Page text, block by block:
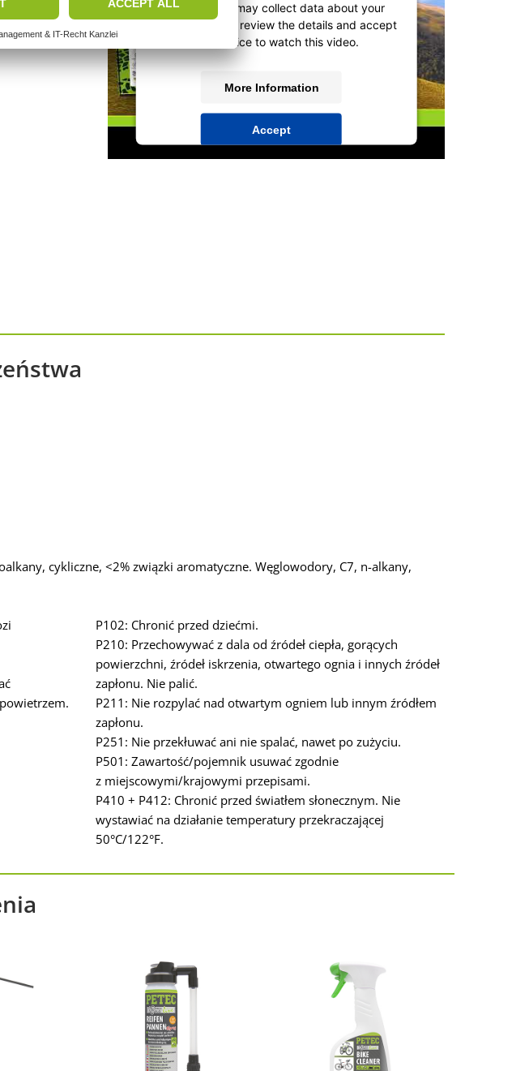
content that may collect data about your
activity. Please review the details and accept
the service to watch this video.
More Information
Accept
powered byUsercentrics Consent
cykliczne, <2% związki aromatyczne. Węglowodory, C7, n-alkany,
P102: Chronić przed dziećmi.
P210: Przechowywać z dala od źródeł ciepła, gorących
powierzchni, źródeł iskrzenia, otwartego ognia i innych źródeł
zapłonu. Nie palić.
P211: Nie rozpylać nad otwartym ogniem lub innym źródłem
zapłonu.
P251: Nie przekłuwać ani nie spalać, nawet po zużyciu.
P501: Zawartość/pojemnik usuwać zgodnie
z miejscowymi/krajowymi przepisami.
P410 + P412: Chronić przed światłem słonecznym. Nie
wystawiać na działanie temperatury przekraczającej
50°C/122°F.